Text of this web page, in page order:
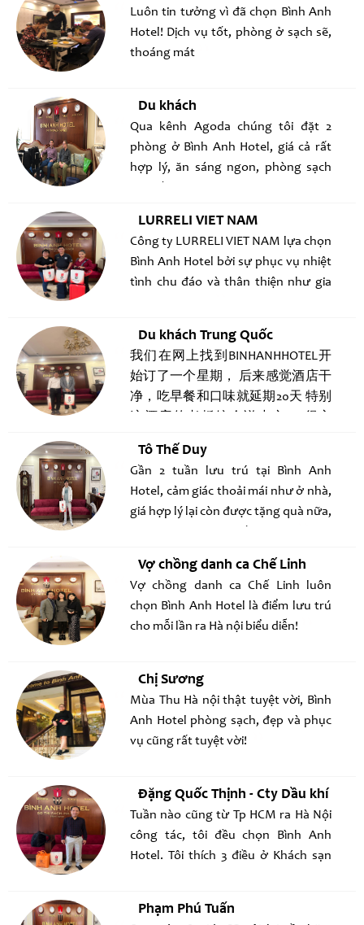
Luôn tin tưởng vì đã chọn Bình Anh
Hotel! Dịch vụ tốt, phòng ở sạch sẽ,
thoáng mát
Du khách
Qua kênh Agoda chúng tôi đặt 2
phòng ở Bình Anh Hotel, giá cả rất
hợp lý, ăn sáng ngon, phòng sạch
LURRELI VIET NAM
Công ty LURRELI VIET NAM lựa chọn
Bình Anh Hotel bởi sự phục vụ nhiệt
tình chu đáo và thân thiện như gia
Du khách Trung Quốc
我们在网上找到BINHANHHOTEL开
始订了一个星期， 后来感觉酒店干
净，吃早餐和口味就延期20天 特别
BÌNH ANH HOTEL, mới đầu đặt thử 1
tuần, ở thấy khách sạn rất sạch, ăn
sáng hợp khẩu vị, và chúng tôi quyết
định gia hạn ở thêm 20 ngày. Đặc
TQ nên càng thuận tiện
Tô Thế Duy
Gần 2 tuần lưu trú tại Bình Anh
Hotel, cảm giác thoải mái như ở nhà,
giá hợp lý lại còn được tặng quà nữa,
Vợ chồng danh ca Chế Linh
Vợ chồng danh ca Chế Linh luôn
chọn Bình Anh Hotel là điểm lưu trú
cho mỗi lần ra Hà nội biểu diễn!
Chị Sương
Mùa Thu Hà nội thật tuyệt vời, Bình
Anh Hotel phòng sạch, đẹp và phục
vụ cũng rất tuyệt vời!
Đặng Quốc Thịnh - Cty Dầu khí
Tuần nào cũng từ Tp HCM ra Hà Nội
công tác, tôi đều chọn Bình Anh
Hotel. Tôi thích 3 điều ở Khách sạn
Phạm Phú Tuấn